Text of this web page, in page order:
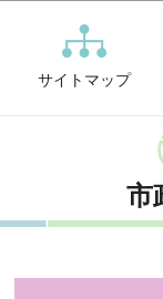
サイトマップ
市